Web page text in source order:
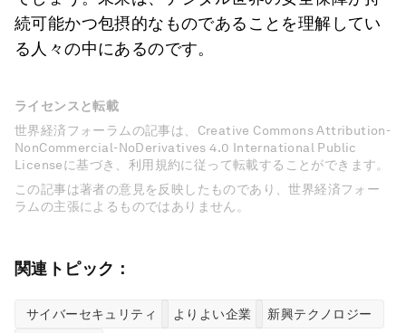
続可能かつ包摂的なものであることを理解してい
る人々の中にあるのです。
ライセンスと転載
世界経済フォーラムの記事は、Creative Commons Attribution-
NonCommercial-NoDerivatives 4.0 International Public
Licenseに基づき、利用規約に従って転載することができます。
この記事は著者の意見を反映したものであり、世界経済フォー
ラムの主張によるものではありません。
関連トピック：
サイバーセキュリティ よりよい企業
新興テクノロジー